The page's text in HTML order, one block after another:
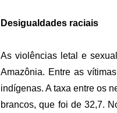
Desigualdades raciais
As violências letal e
Amazônia. Entre as
indígenas. A taxa entre os
brancos, que foi de 32,7.